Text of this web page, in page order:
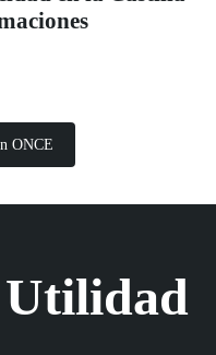
ONCE
Utilidad